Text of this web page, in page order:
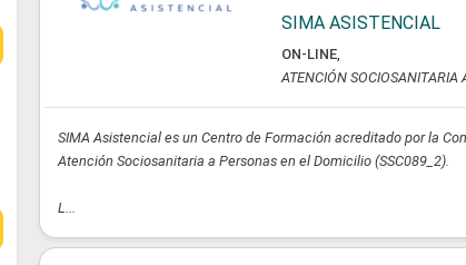
SIMA ASISTENCIAL
ON-LINE,
ATENCIÓN SOCIOSANITARIA
SIMA Asistencial es un Centro de Formación acreditado por la
Atención Sociosanitaria a Personas en el Domicilio (SSC089_2).
L...